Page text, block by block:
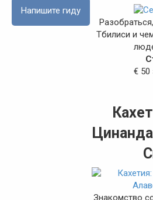
Напишите гиду
Тбилиси и
€ 50
Знакомство